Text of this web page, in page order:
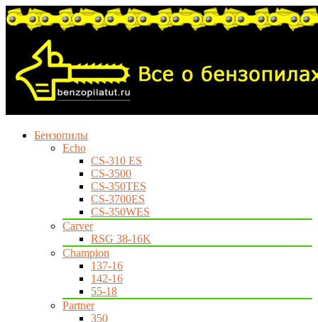
Бензопилы
Echo
CS-310 ES
CS-3500
CS-350TES
CS-3700ES
CS-350WES
Carver
RSG 38-16K
Champion
137-16
142-16
55-18
Partner
350